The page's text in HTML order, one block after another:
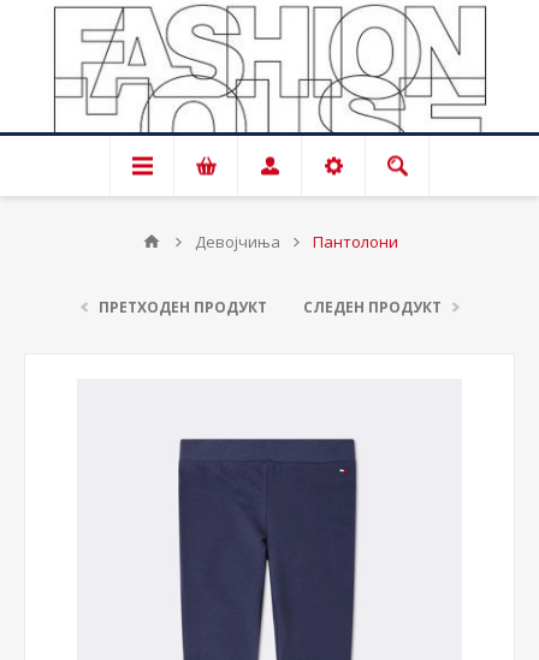
Девојчиња Пантолони
ПРЕТХОДЕН ПРОДУКТ СЛЕДЕН ПРОДУКТ